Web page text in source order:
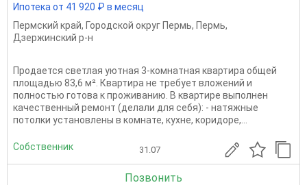
Ипотека от 41 920 ₽ в месяц
Пермский край, Городской округ Пермь, Пермь,
Дзержинский р-н
Продается светлая уютная 3-комнатная квартира общей
площадью 83,6 м². Квартира не требует вложений и
полностью готова к проживанию. В квартире выполнен
качественный ремонт (делали для себя): - натяжные
потолки установлены в комнате, кухне, коридоре,...
Собственник 31.07
Позвонить